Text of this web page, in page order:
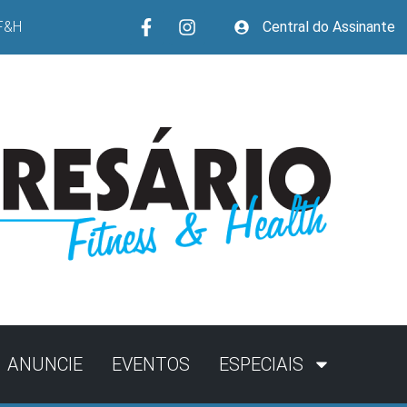
Central do Assinante
ANUNCIE EVENTOS ESPECIAIS